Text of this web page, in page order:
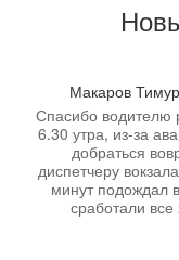
Макаров Тимур
Спасибо водителю
6.30 утра, из-за
добраться
диспетчеру
минут подождал
сработали